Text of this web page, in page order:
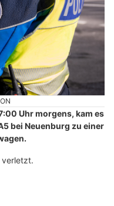
Uhr morgens, kam es
bei Neuenburg zu einer
verletzt.